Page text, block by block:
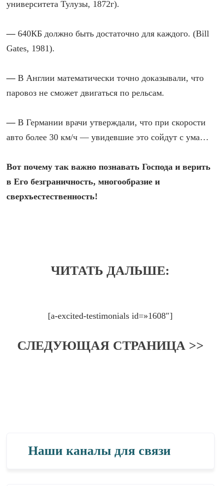
университета Тулузы, 1872г).
—640КБ должно быть достаточно для каждого. (Bill
Gates, 1981).
—В Англии математически точно доказывали, что
паровоз не сможет двигаться по рельсам.
—В Германии врачи утверждали, что при скорости
авто более 30 км/ч — увидевшие это сойдут с ума…
Вот почему так важно познавать Господа и верить
в Его безграничность, многообразие и
сверхъестественность!
ЧИТАТЬ ДАЛЬШЕ:
[a-excited-testimonials id=»1608″]
СЛЕДУЮЩАЯ СТРАНИЦА >>
Наши каналы для связи